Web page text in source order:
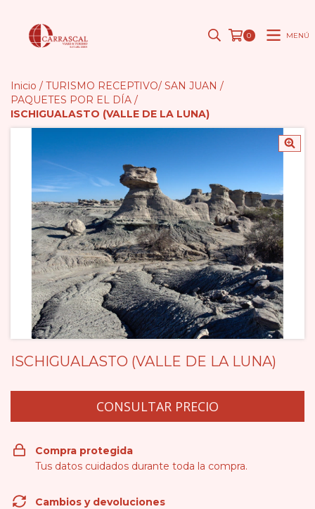
0 MENÚ
Inicio / TURISMO RECEPTIVO/ SAN JUAN /
PAQUETES POR EL DÍA /
ISCHIGUALASTO (VALLE DE LA LUNA)
ISCHIGUALASTO (VALLE DE LA LUNA)
Compra protegida
Tus datos cuidados durante toda la compra.
Cambios y devoluciones